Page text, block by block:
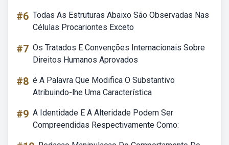
#6 Todas As Estruturas Abaixo São Observadas Nas
Células Procariontes Exceto
#7 Os Tratados E Convenções Internacionais Sobre
Direitos Humanos Aprovados
#8 é A Palavra Que Modifica O Substantivo
Atribuindo-lhe Uma Característica
#9 A Identidade E A Alteridade Podem Ser
Compreendidas Respectivamente Como: